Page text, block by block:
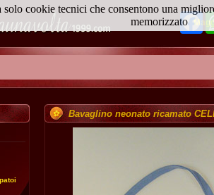
Bavaglino neonato ricamato
solo cookie tecnici che consentono una
memorizzato